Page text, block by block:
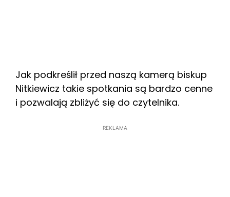
Jak podkreślił przed naszą kamerą biskup
Nitkiewicz takie spotkania są bardzo cenne
i pozwalają zbliżyć się do czytelnika.
REKLAMA